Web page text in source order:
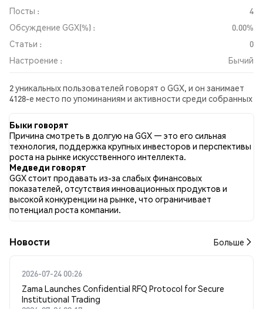
Посты :
4
Обсуждение GGX(%) :
0.00%
Статьи :
0
Настроение :
Бычий
2 уникальных пользователей говорят о GGX, и он занимает
4128-е место по упоминаниям и активности среди собранных
во всех социальных сетях было Бычий. Всего было
опубликовано 0 новостных статей о GGX. В Twitter 25.00%
твитов имели бычий настрой по сравнению с 0.00% твитов с
медвежьим настроем по GGX. 75.00% твитов были
нейтральными по отношению к GGX. Эти данные основаны
на 4 твитах.
Быки говорят
Причина смотреть в долгую на GGX — это его сильная
технология, поддержка крупных инвесторов и перспективы
роста на рынке искусственного интеллекта.
Медведи говорят
GGX стоит продавать из-за слабых финансовых
показателей, отсутствия инновационных продуктов и
высокой конкуренции на рынке, что ограничивает
потенциал роста компании.
Новости Больше
2026-07-24 00:26
Zama Launches Confidential RFQ Protocol for Secure
Institutional Trading